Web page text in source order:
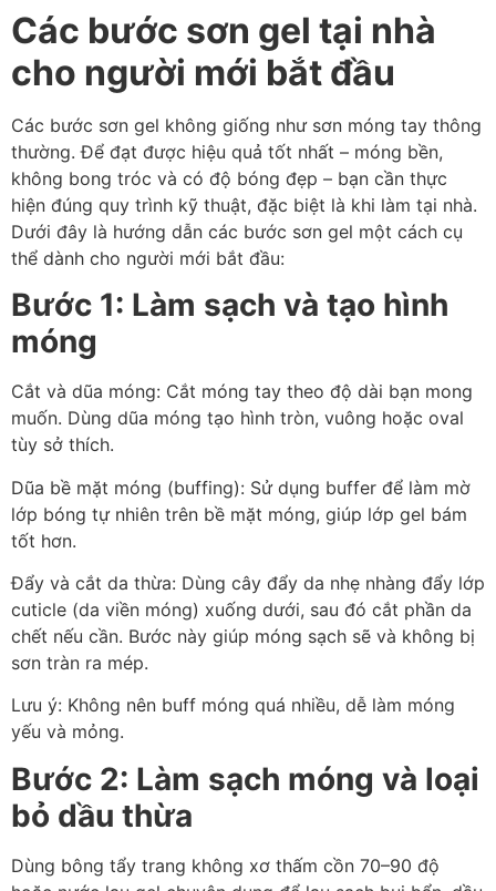
Các bước sơn gel tại nhà
cho người mới bắt đầu
Các bước sơn gel không giống như sơn móng tay thông
thường. Để đạt được hiệu quả tốt nhất – móng bền,
không bong tróc và có độ bóng đẹp – bạn cần thực
hiện đúng quy trình kỹ thuật, đặc biệt là khi làm tại nhà.
Dưới đây là hướng dẫn các bước sơn gel một cách cụ
thể dành cho người mới bắt đầu:
Bước 1: Làm sạch và tạo hình
móng
Cắt và dũa móng: Cắt móng tay theo độ dài bạn mong
muốn. Dùng dũa móng tạo hình tròn, vuông hoặc oval
tùy sở thích.
Dũa bề mặt móng (buffing): Sử dụng buffer để làm mờ
lớp bóng tự nhiên trên bề mặt móng, giúp lớp gel bám
tốt hơn.
Đẩy và cắt da thừa: Dùng cây đẩy da nhẹ nhàng đẩy lớp
cuticle (da viền móng) xuống dưới, sau đó cắt phần da
chết nếu cần. Bước này giúp móng sạch sẽ và không bị
sơn tràn ra mép.
Lưu ý: Không nên buff móng quá nhiều, dễ làm móng
yếu và mỏng.
Bước 2: Làm sạch móng và loại
bỏ dầu thừa
Dùng bông tẩy trang không xơ thấm cồn 70–90 độ